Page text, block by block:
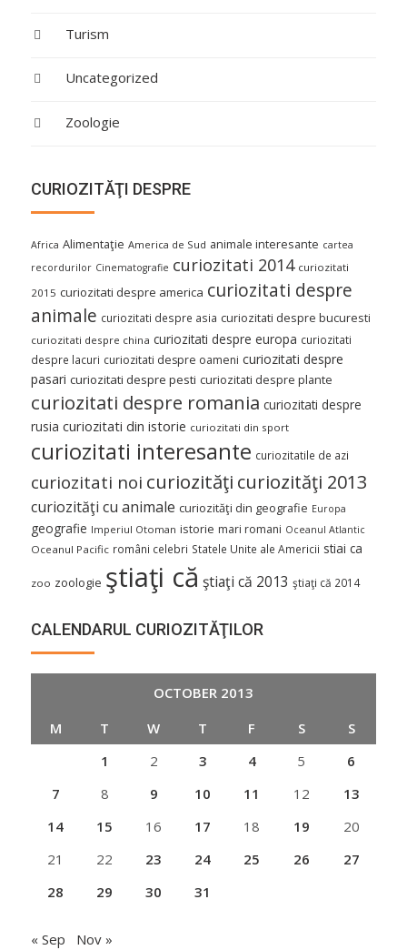
Turism
Uncategorized
Zoologie
CURIOZITĂŢI DESPRE
Africa Alimentaţie America de Sud animale interesante cartea
recordurilor Cinematografie curiozitati 2014 curiozitati
2015 curiozitati despre america curiozitati despre
animale curiozitati despre asia curiozitati despre bucuresti
curiozitati despre china curiozitati despre europa curiozitati
despre lacuri curiozitati despre oameni curiozitati despre
pasari curiozitati despre pesti curiozitati despre plante
curiozitati despre romania curiozitati despre
rusia curiozitati din istorie curiozitati din sport
curiozitati interesante curiozitatile de azi
curiozitati noi curiozităţi curiozităţi 2013
curiozităţi cu animale curiozităţi din geografie Europa
geografie Imperiul Otoman istorie mari romani Oceanul Atlantic
Oceanul Pacific români celebri Statele Unite ale Americii stiai ca
zoo zoologie ştiaţi că ştiaţi că 2013 ştiaţi că 2014
CALENDARUL CURIOZITĂŢILOR
OCTOBER 2013
M
T W T F S
S
1
2 3 4 5
6
7
8 9 10 11 12
13
14
15 16 17 18 19
20
21
22 23 24 25 26
27
28
29 30 31
« Sep Nov »